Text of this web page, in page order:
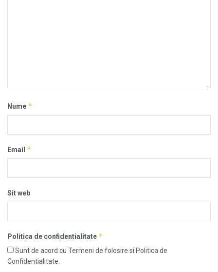
Nume *
Email *
Sit web
Politica de confidentialitate *
Sunt de acord cu Termeni de folosire si Politica de
Confidentialitate.